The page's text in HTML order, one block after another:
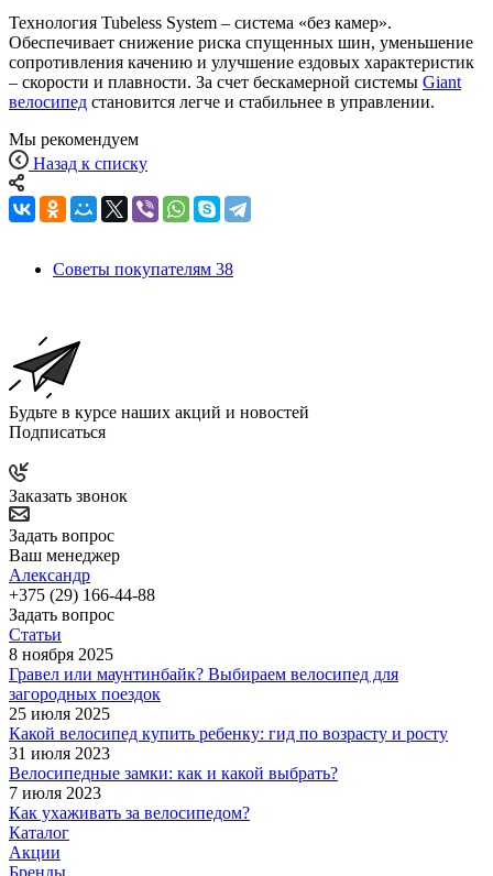
Технология Tubeless System – система «без камер».
Обеспечивает снижение риска спущенных шин, уменьшение
сопротивления качению и улучшение ездовых характеристик
– скорости и плавности. За счет бескамерной системы Giant
велосипед становится легче и стабильнее в управлении.
Мы рекомендуем
Назад к списку
Советы покупателям 38
Будьте в курсе наших акций и новостей
Подписаться
Заказать звонок
Задать вопрос
Ваш менеджер
Александр
+375 (29) 166-44-88
Задать вопрос
Статьи
8 ноября 2025
Гравел или маунтинбайк? Выбираем велосипед для
загородных поездок
25 июля 2025
Какой велосипед купить ребенку: гид по возрасту и росту
31 июля 2023
Велосипедные замки: как и какой выбрать?
7 июля 2023
Как ухаживать за велосипедом?
Каталог
Акции
Бренды